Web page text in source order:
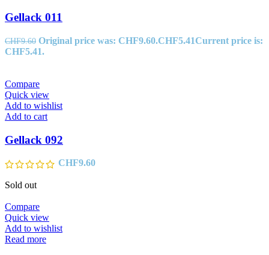
Gellack 011
CHF9.60 Original price was: CHF9.60.CHF5.41Current price is:
CHF5.41.
Compare
Quick view
Add to wishlist
Add to cart
Gellack 092
CHF9.60
Sold out
Compare
Quick view
Add to wishlist
Read more